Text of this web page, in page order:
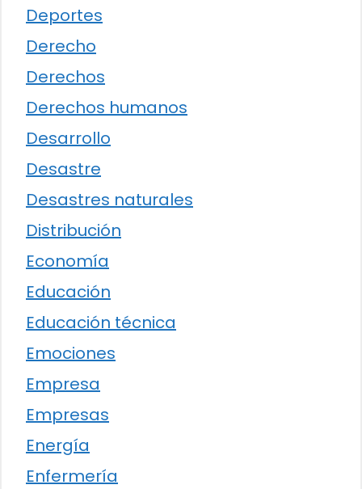
Deportes
Derecho
Derechos
Derechos humanos
Desarrollo
Desastre
Desastres naturales
Distribución
Economía
Educación
Educación técnica
Emociones
Empresa
Empresas
Energía
Enfermería